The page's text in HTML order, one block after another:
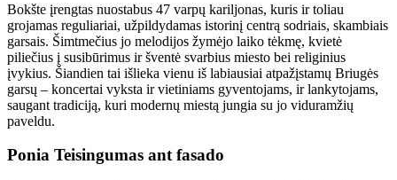
Bokšte įrengtas nuostabus 47 varpų kariljonas, kuris ir toliau
grojamas reguliariai, užpildydamas istorinį centrą sodriais, skambiais
garsais. Šimtmečius jo melodijos žymėjo laiko tėkmę, kvietė
piliečius į susibūrimus ir šventė svarbius miesto bei religinius
įvykius. Šiandien tai išlieka vienu iš labiausiai atpažįstamų Briugės
garsų – koncertai vyksta ir vietiniams gyventojams, ir lankytojams,
saugant tradiciją, kuri modernų miestą jungia su jo viduramžių
paveldu.
Ponia Teisingumas ant fasado